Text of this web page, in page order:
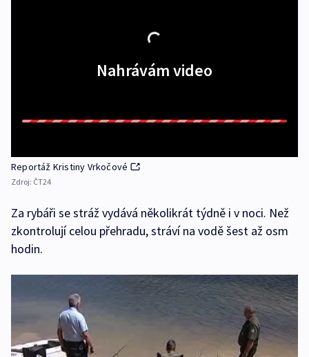
Nahrávám video
Reportáž Kristiny Vrkočové
Zdroj: ČT24
Za rybáři se stráž vydává několikrát týdně i v noci. Než
zkontrolují celou přehradu, stráví na vodě šest až osm
hodin.